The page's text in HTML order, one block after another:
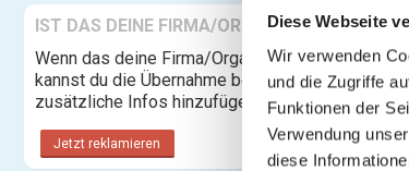
Diese Webseite
Wir verwenden
und die Zugriffe
Funktionen der
Verwendung
diese
IST DAS DEINE FIRMA/ORGANISATION?
Wenn das deine Firma/Organisation ist,
kannst du die Übernahme beantragen und
zusätzliche Infos hinzufügen.
Jetzt reklamieren